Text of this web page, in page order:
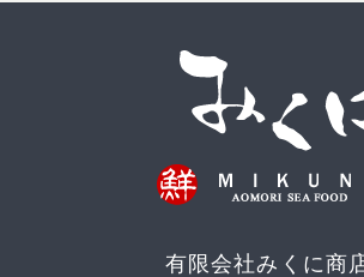
有限会社みくに商